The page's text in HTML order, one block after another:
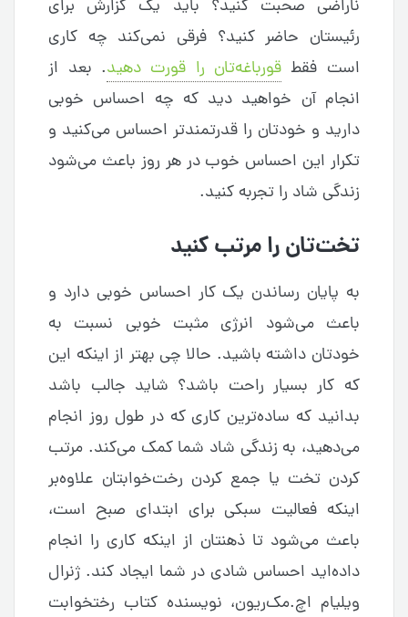
ناراضی صحبت کنید؟ باید یک گزارش برای
رئیستان حاضر کنید؟ فرقی نمی‌کند چه کاری
است فقط قورباغه‌تان را قورت دهید. بعد از
انجام آن خواهید دید که چه احساس خوبی
دارید و خودتان را قدرتمندتر احساس می‌کنید و
تکرار این احساس خوب در هر روز باعث می‌شود
زندگی شاد را تجربه کنید.
تخت‌تان را مرتب کنید
به پایان رساندن یک کار احساس خوبی دارد و
باعث می‌شود انرژی مثبت خوبی نسبت به
خودتان داشته باشید. حالا چی بهتر از اینکه این
که کار بسیار راحت باشد؟ شاید جالب باشد
بدانید که ساده‌ترین کاری که در طول روز انجام
می‌دهید، به زندگی شاد شما کمک می‌کند. مرتب
کردن تخت یا جمع کردن رخت‌خوابتان علاوه‌بر
اینکه فعالیت سبکی برای ابتدای صبح است،
باعث می‌شود تا ذهنتان از اینکه کاری را انجام
داده‌اید احساس شادی در شما ایجاد کند. ژنرال
ویلیام اچ.مک‌ریون، نویسنده کتاب رختخوابت